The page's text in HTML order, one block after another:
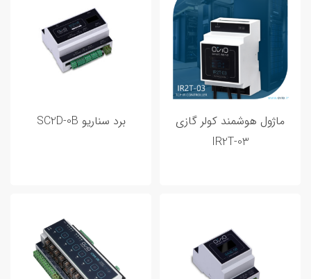
ماژول هوشمند کولر گازی
IR2T-03
برد سناریو SC2D-0B
مطالب پر بازدید
20 اردیبهشت 1402